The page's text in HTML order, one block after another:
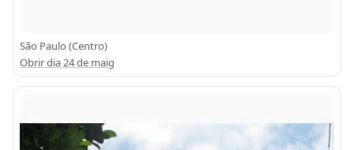
São Paulo (Centro)
Obrir dia 24 de maig